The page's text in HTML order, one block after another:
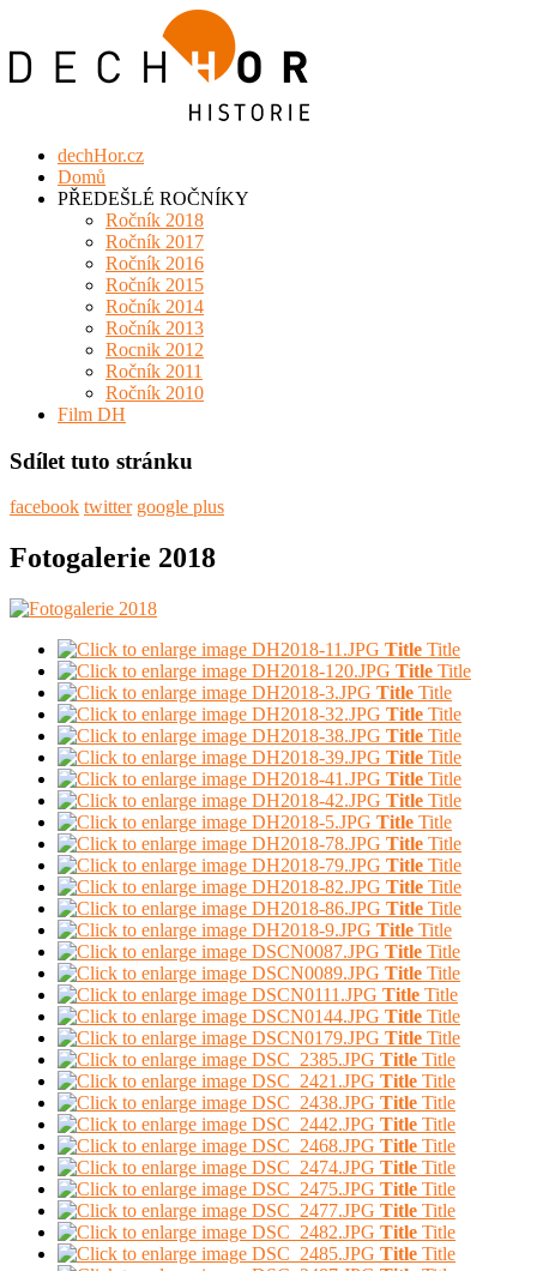
dechHor.cz
Domů
PŘEDEŠLÉ ROČNÍKY
Ročník 2018
Ročník 2017
Ročník 2016
Ročník 2015
Ročník 2014
Ročník 2013
Rocnik 2012
Ročník 2011
Ročník 2010
Film DH
Sdílet tuto stránku
facebook twitter google plus
Fotogalerie 2018
Title Title
Title Title
Title Title
Title Title
Title Title
Title Title
Title Title
Title Title
Title Title
Title Title
Title Title
Title Title
Title Title
Title Title
Title Title
Title Title
Title Title
Title Title
Title Title
Title Title
Title Title
Title Title
Title Title
Title Title
Title Title
Title Title
Title Title
Title Title
Title Title